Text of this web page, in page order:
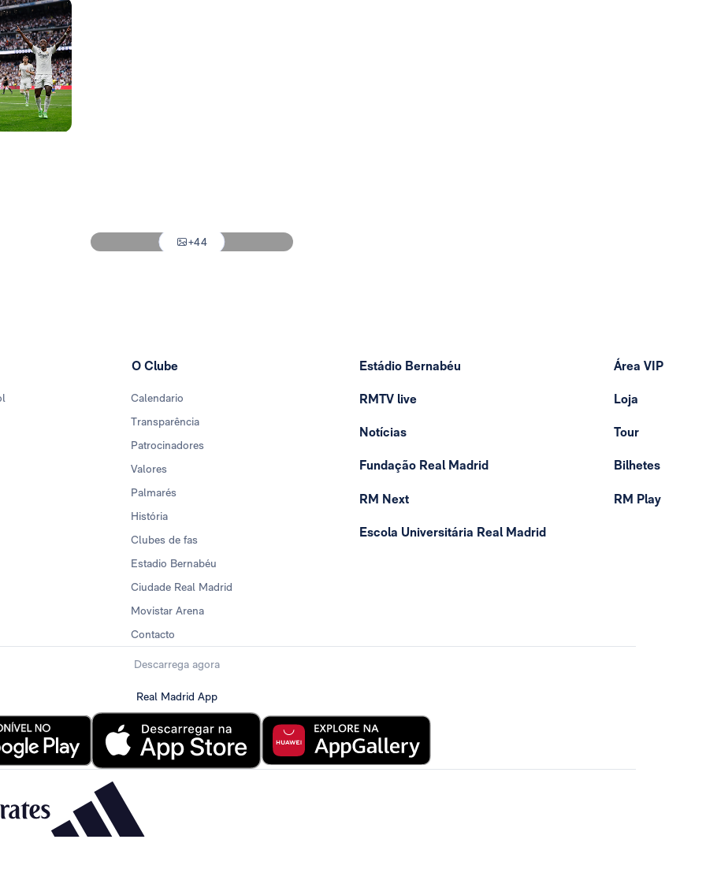
+44
O Clube
Calendario
Transparência
Patrocinadores
Valores
Palmarés
História
Clubes de fas
Estadio Bernabéu
Ciudade Real Madrid
Movistar Arena
Contacto
Estádio Bernabéu
RMTV live
Notícias
Fundação Real Madrid
RM Next
Escola Universitária Real Madrid
Área VIP
Loja
Tour
Bilhetes
RM Play
Descarrega agora
Real Madrid App